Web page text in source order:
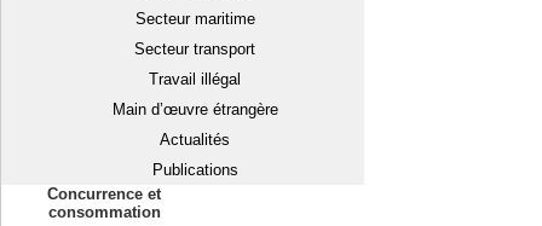
Secteur maritime
Secteur transport
Travail illégal
Main d’œuvre étrangère
Actualités
Publications
Concurrence et
consommation